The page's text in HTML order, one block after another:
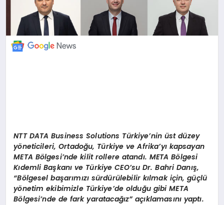
NTT DATA Business Solutions Türkiye’nin üst düzey
yöneticileri, Ortadoğu, Türkiye ve Afrika’yı kapsayan
META Bölgesi’nde kilit rollere atandı. META Bölgesi
Kıdemli Başkanı ve Türkiye CEO’su Dr. Bahri Danış,
“Bölgesel başarımızı sürdürülebilir kılmak için, güçlü
yönetim ekibimizle Türkiye’de olduğu gibi META
Bölgesi’nde de fark yaratacağız” açıklamasını yaptı.